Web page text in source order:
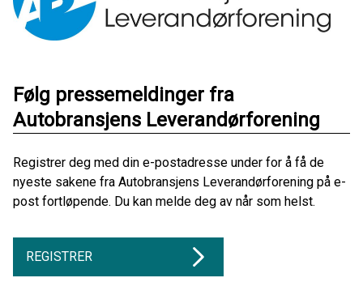
Følg pressemeldinger fra
Autobransjens Leverandørforening
Registrer deg med din e-postadresse under for å få de
nyeste sakene fra Autobransjens Leverandørforening på e-
post fortløpende. Du kan melde deg av når som helst.
REGISTRER